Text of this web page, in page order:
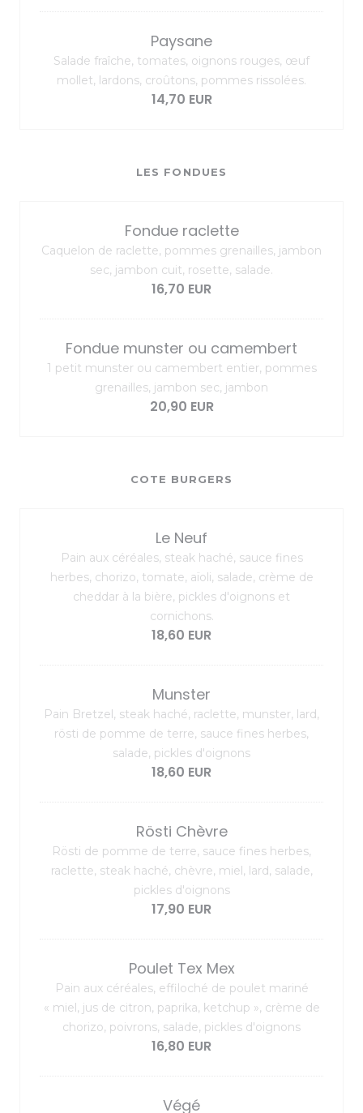
Paysane
Salade fraîche, tomates, oignons rouges, œuf
mollet, lardons, croûtons, pommes rissolées.
14,70 EUR
LES FONDUES
Fondue raclette
Caquelon de raclette, pommes grenailles, jambon
sec, jambon cuit, rosette, salade.
16,70 EUR
Fondue munster ou camembert
1 petit munster ou camembert entier, pommes
grenailles, jambon sec, jambon
20,90 EUR
COTE BURGERS
Le Neuf
Pain aux céréales, steak haché, sauce fines
herbes, chorizo, tomate, aïoli, salade, crème de
cheddar à la bière, pickles d'oignons et
cornichons.
18,60 EUR
Munster
Pain Bretzel, steak haché, raclette, munster, lard,
rösti de pomme de terre, sauce fines herbes,
salade, pickles d'oignons
18,60 EUR
Rösti Chèvre
Rösti de pomme de terre, sauce fines herbes,
raclette, steak haché, chèvre, miel, lard, salade,
pickles d'oignons
17,90 EUR
Poulet Tex Mex
Pain aux céréales, effiloché de poulet mariné
« miel, jus de citron, paprika, ketchup », crème de
chorizo, poivrons, salade, pickles d'oignons
16,80 EUR
Végé